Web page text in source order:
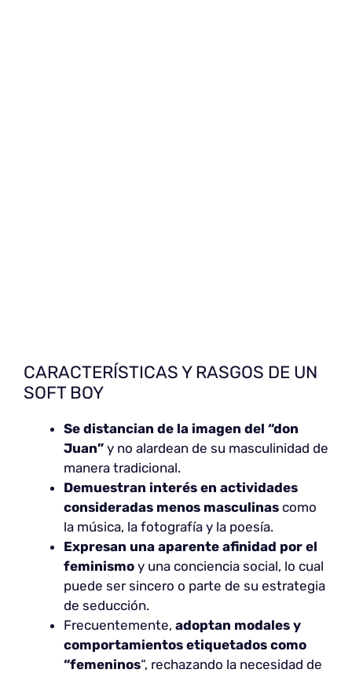
CARACTERÍSTICAS Y RASGOS DE UN
SOFT BOY
Se distancian de la imagen del “don
Juan” y no alardean de su masculinidad de
manera tradicional.
Demuestran interés en actividades
consideradas menos masculinas como
la música, la fotografía y la poesía.
Expresan una aparente afinidad por el
feminismo y una conciencia social, lo cual
puede ser sincero o parte de su estrategia
de seducción.
Frecuentemente, adoptan modales y
comportamientos etiquetados como
“femeninos“, rechazando la necesidad de